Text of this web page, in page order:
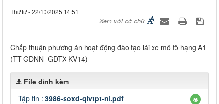
Thứ tư - 22/10/2025 14:51
Xem với cỡ chữ
Chấp thuận phương án hoạt động đào tạo lái xe mô tô hạng A1
(TT GDNN- GDTX KV14)
File đính kèm
Tập tin : 3986-soxd-qlvtpt-nl.pdf